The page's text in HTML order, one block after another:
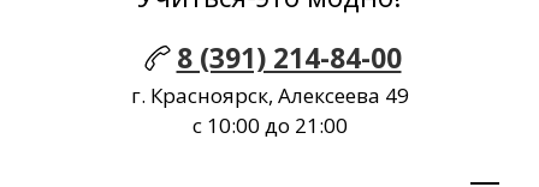
8 (391) 214-84-00
г. Красноярск, Алексеева 49
с 10:00 до 21:00